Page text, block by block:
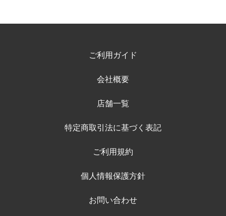
ご利用ガイド
会社概要
店舗一覧
特定商取引法に基づく表記
ご利用規約
個人情報保護方針
お問い合わせ